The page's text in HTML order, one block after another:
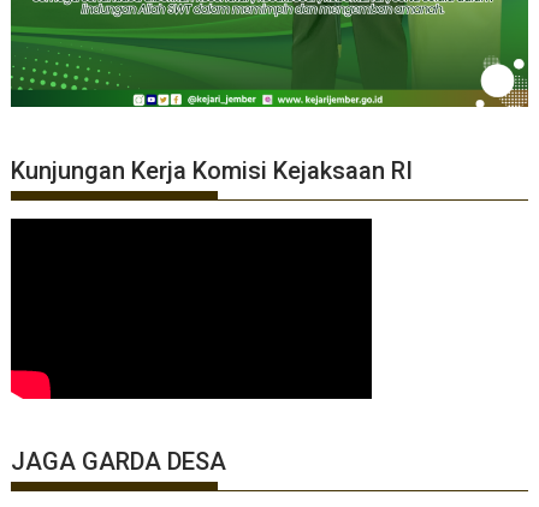
Kunjungan Kerja Komisi Kejaksaan RI
JAGA GARDA DESA